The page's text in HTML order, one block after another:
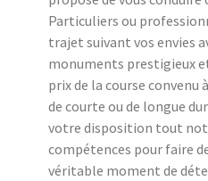
Particuliers ou
trajet suivant vos envies
monuments prestigieux
prix de la course convenu
de courte ou de longue
votre disposition tout
compétences pour faire
véritable moment de